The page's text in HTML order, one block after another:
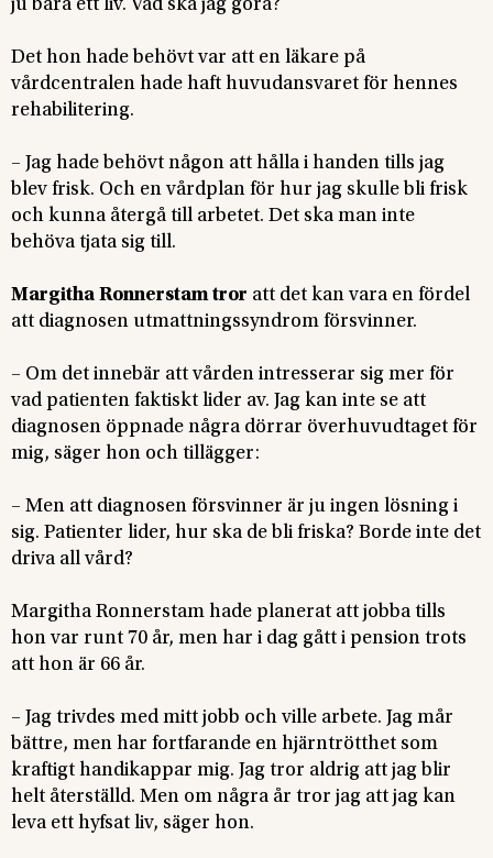
ju bara ett liv. Vad ska jag göra?
Det hon hade behövt var att en läkare på
vårdcentralen hade haft huvudansvaret för hennes
rehabilitering.
– Jag hade behövt någon att hålla i handen tills jag
blev frisk. Och en vårdplan för hur jag skulle bli frisk
och kunna återgå till arbetet. Det ska man inte
behöva tjata sig till.
Margitha Ronnerstam tror att det kan vara en fördel
att diagnosen utmattningssyndrom försvinner.
– Om det innebär att vården intresserar sig mer för
vad patienten faktiskt lider av. Jag kan inte se att
diagnosen öppnade några dörrar överhuvudtaget för
mig, säger hon och tillägger:
– Men att diagnosen försvinner är ju ingen lösning i
sig. Patienter lider, hur ska de bli friska? Borde inte det
driva all vård?
Margitha Ronnerstam hade planerat att jobba tills
hon var runt 70 år, men har i dag gått i pension trots
att hon är 66 år.
– Jag trivdes med mitt jobb och ville arbete. Jag mår
bättre, men har fortfarande en hjärntrötthet som
kraftigt handikappar mig. Jag tror aldrig att jag blir
helt återställd. Men om några år tror jag att jag kan
leva ett hyfsat liv, säger hon.